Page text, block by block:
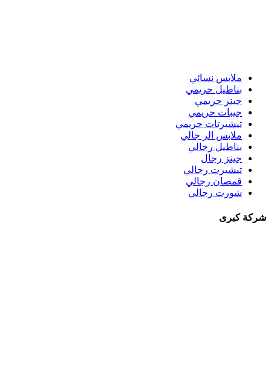
ملابس نسائي
بناطيل حريمي
جينز حريمي
جيبات حريمي
تيشيرتات حريمي
ملابس الر جالي
بناطيل رجالي
جينز رجال
تيشيرت رجالي
قمصان رجالي
شورت رجالي
شركة كبرى